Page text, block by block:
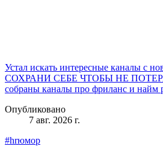
Устал искать интересные каналы с
СОХРАНИ СЕБЕ ЧТОБЫ НЕ
собраны каналы про фриланс и найм
Опубликовано
7 авг. 2026 г.
#hrюмор